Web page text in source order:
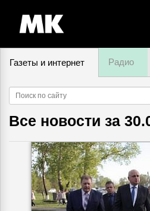
Газеты и интернет Радио
Все новости за